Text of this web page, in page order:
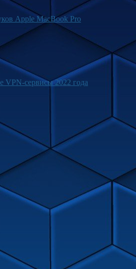
Apple MacBook Pro
VPN-сервисы 2022 года